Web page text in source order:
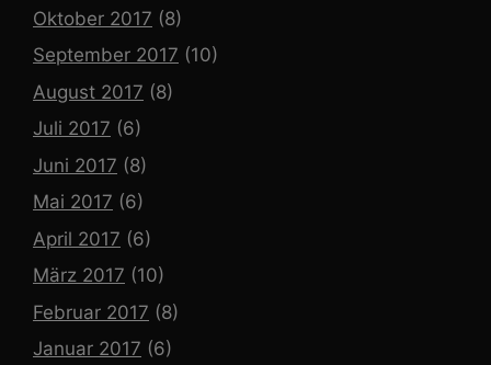
Oktober 2017 (8)
September 2017 (10)
August 2017 (8)
Juli 2017 (6)
Juni 2017 (8)
Mai 2017 (6)
April 2017 (6)
März 2017 (10)
Februar 2017 (8)
Januar 2017 (6)